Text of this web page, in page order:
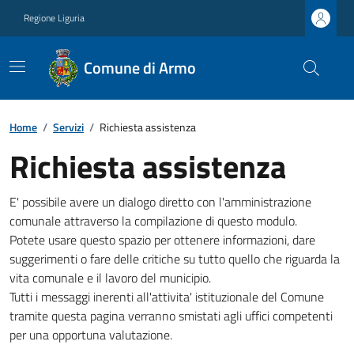
Regione Liguria
Comune di Armo
Home / Servizi / Richiesta assistenza
Richiesta assistenza
E' possibile avere un dialogo diretto con l'amministrazione
comunale attraverso la compilazione di questo modulo.
Potete usare questo spazio per ottenere informazioni, dare
suggerimenti o fare delle critiche su tutto quello che riguarda la
vita comunale e il lavoro del municipio.
Tutti i messaggi inerenti all'attivita' istituzionale del Comune
tramite questa pagina verranno smistati agli uffici competenti
per una opportuna valutazione.